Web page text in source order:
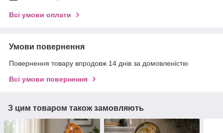
Всі умови оплати
Умови повернення
Повернення товару впродовж 14 днів за домовленістю
Всі умови повернення
З цим товаром також замовляють